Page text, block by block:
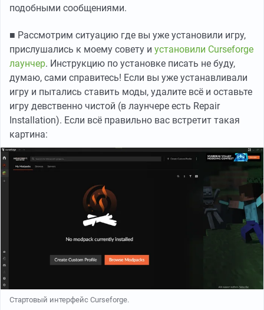
подобными сообщениями.
■ Рассмотрим ситуацию где вы уже установили игру,
прислушались к моему совету и установили Curseforge
лаунчер. Инструкцию по установке писать не буду,
думаю, сами справитесь! Если вы уже устанавливали
игру и пытались ставить моды, удалите всё и оставьте
игру девственно чистой (в лаунчере есть Repair
Installation). Если всё правильно вас встретит такая
картина:
Стартовый интерфейс Curseforge.